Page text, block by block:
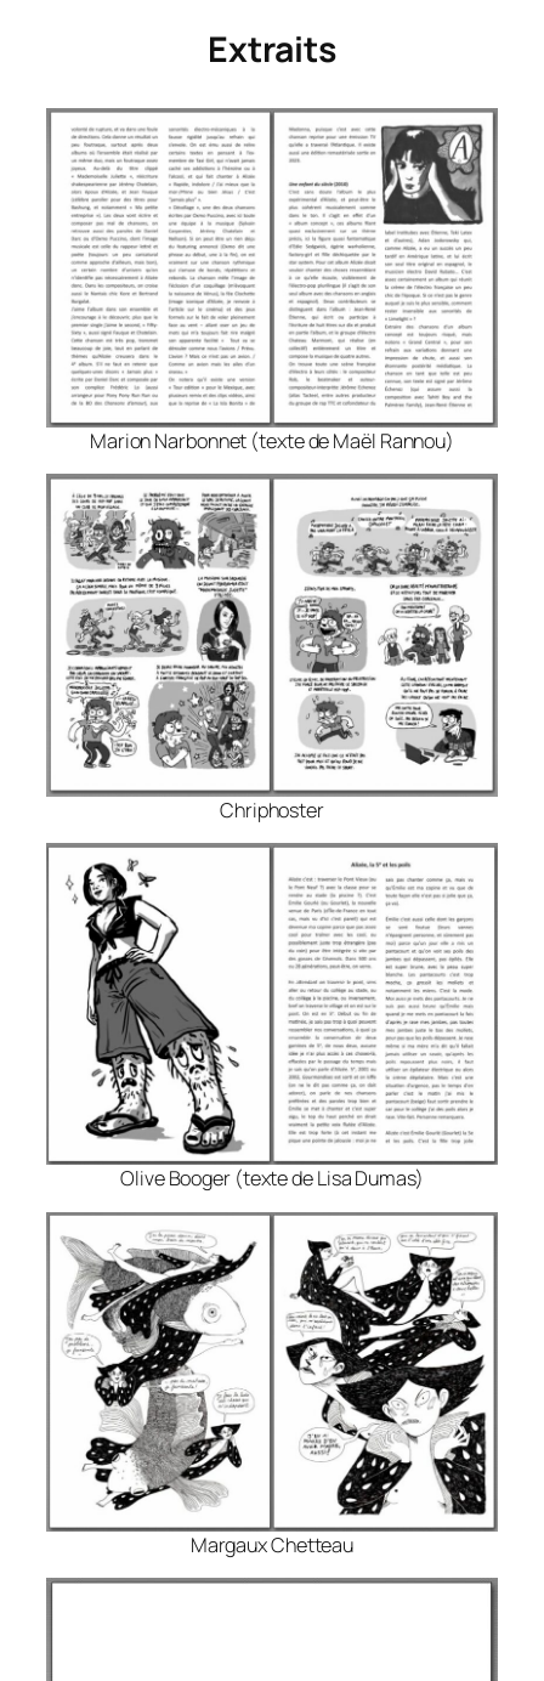
Extraits
Marion Narbonnet (texte de Maël Rannou)
Chriphoster
Olive Booger (texte de Lisa Dumas)
Margaux Chetteau